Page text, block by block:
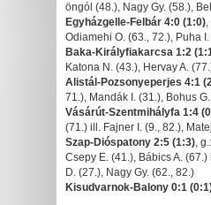
öngól (48.), Nagy Gy. (58.),
Egyházgelle-Felbár 4:0 (1:0)
Odiamehi O. (63., 72.), Puha
Baka-Királyfiakarcsa 1:2
Katona N. (43.), Hervay A.
Alistál-Pozsonyeperjes 4:1
71.), Mandák I. (31.), Bohus
Vásárút-Szentmihályfa 1:4
(71.) ill. Fajner I. (9., 82.),
Szap-Dióspatony 2:5 (1:3),
Csepy E. (41.), Bábics A.
D. (27.), Nagy Gy. (62., 82.)
Kisudvarnok-Balony 0:1